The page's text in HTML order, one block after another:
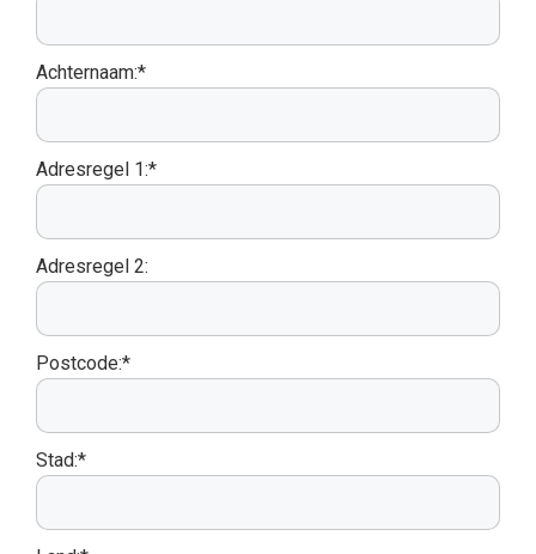
Achternaam:*
Adresregel 1:*
Adresregel 2:
Postcode:*
Stad:*